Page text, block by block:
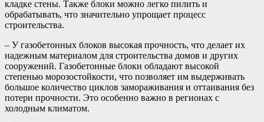
кладке стены. Также блоки можно легко пилить и
обрабатывать, что значительно упрощает процесс
строительства.
– У газобетонных блоков высокая прочность, что делает их
надежным материалом для строительства домов и других
сооружений. Газобетонные блоки обладают высокой
степенью морозостойкости, что позволяет им выдерживать
большое количество циклов замораживания и оттаивания без
потери прочности. Это особенно важно в регионах с
холодным климатом.